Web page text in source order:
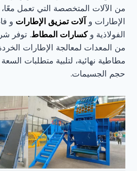
من الآلات المتخصصة التي تعمل
الإطارات و آلات تمزيق الإطارات و
الفولاذية وكسارات المطاط. توفر
من المعدات لمعالجة الإطارات
مطاطية نهائية، لتلبية متطلبات
حجم الجسيمات.